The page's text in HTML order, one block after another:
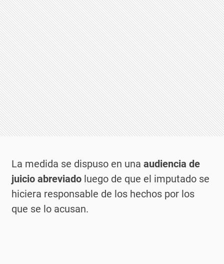
La medida se dispuso en una audiencia de
juicio abreviado luego de que el imputado se
hiciera responsable de los hechos por los
que se lo acusan.